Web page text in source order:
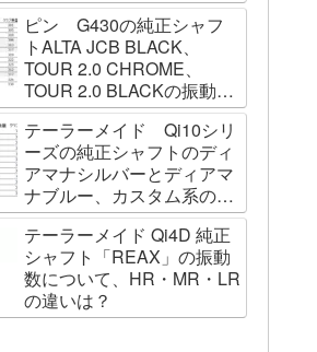
ピン G430の純正シャフ
トALTA JCB BLACK、
TOUR 2.0 CHROME、
TOUR 2.0 BLACKの振動数
を測ってみました
テーラーメイド Qi10シリ
ーズの純正シャフトのディ
アマナシルバーとディアマ
ナブルー、カスタム系の
SPEEDER NK BLACK、
TOUR AD VF、Diamana
WBの振動数を測ってみた
テーラーメイド Qi4D 純正
シャフト「REAX」の振動
数について、HR・MR・LR
の違いは？